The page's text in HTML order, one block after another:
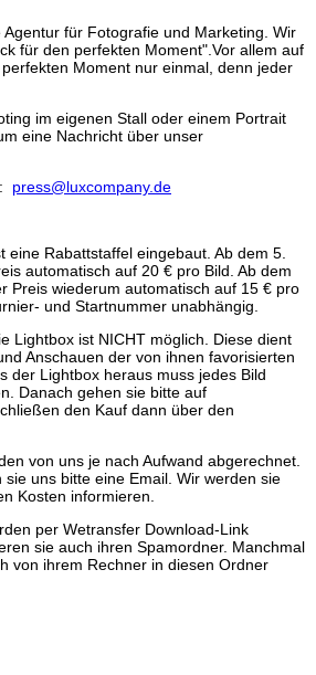
für Fotografie und Marketing. Wir
für den perfekten Moment".Vor allem auf
Moment nur einmal, denn jeder
im eigenen Stall oder einem Portrait
eine Nachricht über unser
press@luxcompany.de
eine Rabattstaffel eingebaut. Ab dem 5.
automatisch auf 20 € pro Bild. Ab dem
Preis wiederum automatisch auf 15 € pro
und Startnummer unabhängig.
Lightbox ist NICHT möglich. Diese dient
Anschauen der von ihnen favorisierten
der Lightbox heraus muss jedes Bild
Danach gehen sie bitte auf
den Kauf dann über den
von uns je nach Aufwand abgerechnet.
uns bitte eine Email. Wir werden sie
Kosten informieren.
per Wetransfer Download-Link
sie auch ihren Spamordner. Manchmal
von ihrem Rechner in diesen Ordner